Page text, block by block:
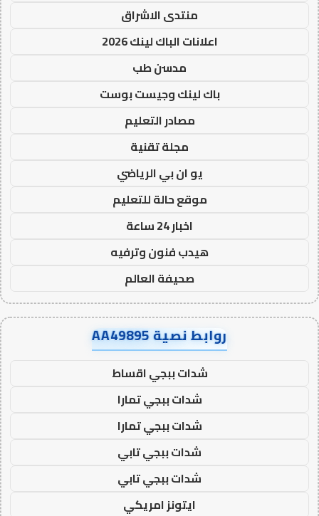
منتدى الاشراق
اعلانات الباك لينك 2026
مدسن طب
باك لينك وجيست بوست
مصادر التعليم
مجلة تقنية
يو ان بي الرياضي
موقع حالة للتعليم
اخبار 24 ساعة
هيدب فنون وترفيه
صحيفة العالم
روابط نصية AA49895
شدات ببجي اقساط
شدات ببجي تمارا
شدات ببجي تمارا
شدات ببجي تابي
شدات ببجي تابي
ايتونز امريكي